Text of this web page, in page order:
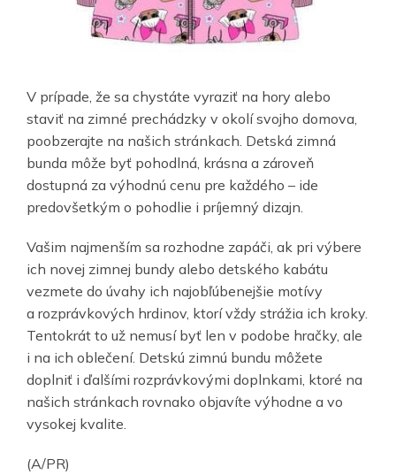
V prípade, že sa chystáte vyraziť na hory alebo
staviť na zimné prechádzky v okolí svojho domova,
poobzerajte na našich stránkach. Detská zimná
bunda môže byť pohodlná, krásna a zároveň
dostupná za výhodnú cenu pre každého – ide
predovšetkým o pohodlie i príjemný dizajn.
Vašim najmenším sa rozhodne zapáči, ak pri výbere
ich novej zimnej bundy alebo detského kabátu
vezmete do úvahy ich najobľúbenejšie motívy
a rozprávkových hrdinov, ktorí vždy strážia ich kroky.
Tentokrát to už nemusí byť len v podobe hračky, ale
i na ich oblečení. Detskú zimnú bundu môžete
doplniť i ďalšími rozprávkovými doplnkami, ktoré na
našich stránkach rovnako objavíte výhodne a vo
vysokej kvalite.
(A/PR)